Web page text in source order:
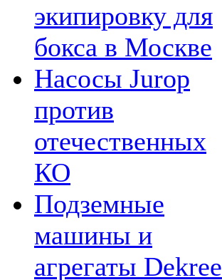
экипировку для
бокса в Москве
Насосы Jurop
против
отечественных
КО
Подземные
машины и
агрегаты Dekree